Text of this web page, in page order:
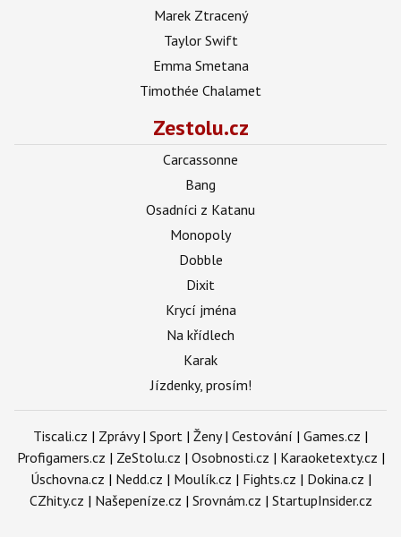
Marek Ztracený
Taylor Swift
Emma Smetana
Timothée Chalamet
Zestolu.cz
Carcassonne
Bang
Osadníci z Katanu
Monopoly
Dobble
Dixit
Krycí jména
Na křídlech
Karak
Jízdenky, prosím!
Tiscali.cz | Zprávy| Sport | Ženy| Cestování | Games.cz |
Profigamers.cz | ZeStolu.cz | Osobnosti.cz | Karaoketexty.cz |
Úschovna.cz | Nedd.cz | Moulík.cz | Fights.cz | Dokina.cz |
CZhity.cz | Našepeníze.cz | Srovnám.cz | StartupInsider.cz